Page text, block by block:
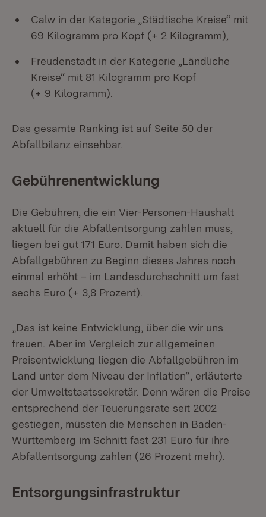
Calw in der Kategorie „Städtische Kreise“ mit
69 Kilogramm pro Kopf (+ 2 Kilogramm),
Freudenstadt in der Kategorie „Ländliche
Kreise“ mit 81 Kilogramm pro Kopf
(+ 9 Kilogramm).
Das gesamte Ranking ist auf Seite 50 der
Abfallbilanz einsehbar.
Gebührenentwicklung
Die Gebühren, die ein Vier-Personen-Haushalt
aktuell für die Abfallentsorgung zahlen muss,
liegen bei gut 171 Euro. Damit haben sich die
Abfallgebühren zu Beginn dieses Jahres noch
einmal erhöht – im Landesdurchschnitt um fast
sechs Euro (+ 3,8 Prozent).
„Das ist keine Entwicklung, über die wir uns
freuen. Aber im Vergleich zur allgemeinen
Preisentwicklung liegen die Abfallgebühren im
Land unter dem Niveau der Inflation“, erläuterte
der Umweltstaatssekretär. Denn wären die Preise
entsprechend der Teuerungsrate seit 2002
gestiegen, müssten die Menschen in Baden-
Württemberg im Schnitt fast 231 Euro für ihre
Abfallentsorgung zahlen (26 Prozent mehr).
Entsorgungsinfrastruktur